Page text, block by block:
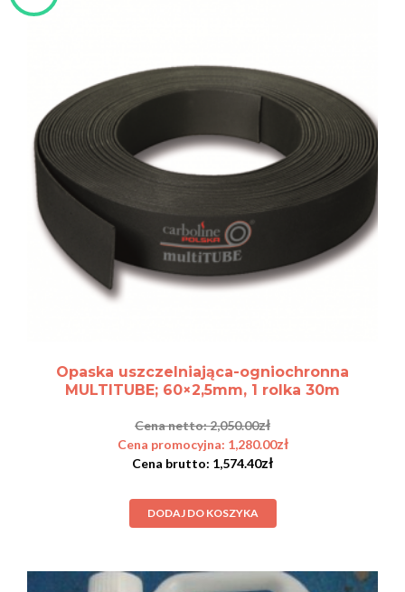
Opaska uszczelniająca-ogniochronna
MULTITUBE; 60×2,5mm, 1 rolka 30m
2,050.00zł
1,280.00zł
1,574.40zł
DODAJ DO KOSZYKA